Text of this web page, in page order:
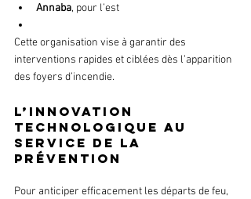
Annaba, pour l’est
Cette organisation vise à garantir des
interventions rapides et ciblées dès l’apparition
des foyers d’incendie.
L’innovation
technologique au
service de la
prévention
Pour anticiper efficacement les départs de feu,